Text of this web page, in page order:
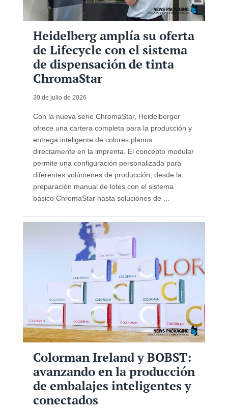
Heidelberg amplía su oferta
de Lifecycle con el sistema
de dispensación de tinta
ChromaStar
30 de julio de 2026
Con la nueva serie ChromaStar, Heidelberger
ofrece una cartera completa para la producción y
entrega inteligente de colores planos
directamente en la imprenta. El concepto modular
permite una configuración personalizada para
diferentes volúmenes de producción, desde la
preparación manual de lotes con el sistema
básico ChromaStar hasta soluciones de ...
Colorman Ireland y BOBST:
avanzando en la producción
de embalajes inteligentes y
conectados